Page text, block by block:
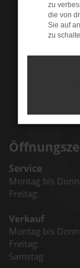
Service
Montag bis
Freitag:
Verkauf
Montag bis
Freitag:
Samstag
zu
die von
Sie auf
zu